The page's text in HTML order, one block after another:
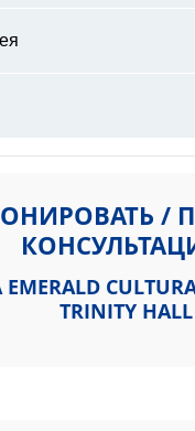
/
TRINITY HALL